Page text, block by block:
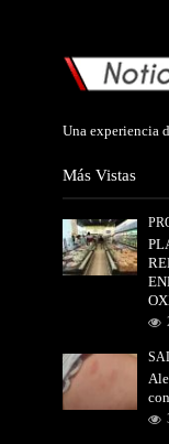
Una experiencia
Más Vistas